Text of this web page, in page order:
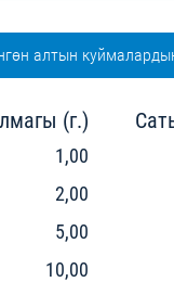
алтын
(г.)
1,00
2,00
5,00
10,00